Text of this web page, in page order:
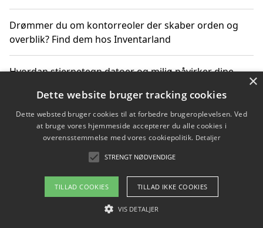
Drømmer du om kontorreoler der skaber orden og
overblik? Find dem hos Inventarland
Hvordan stjernetegn datoer og miljø påvirker dine
Bæredygtige gadgets til en grønnere hverdag
Om / kontakt
Blog Betingelser
×
Dette website bruger tracking cookies
Dette websted bruger cookies til at forbedre brugeroplevelsen. Ved
at bruge vores hjemmeside accepterer du alle cookies i
overensstemmelse med vores cookiepolitik. Detaljer
STRENGT NØDVENDIGE
TILLAD COOKIES TILLAD IKKE COOKIES
VIS DETALJER